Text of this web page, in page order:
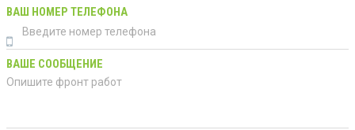
ВАШ НОМЕР ТЕЛЕФОНА
ВАШЕ СООБЩЕНИЕ